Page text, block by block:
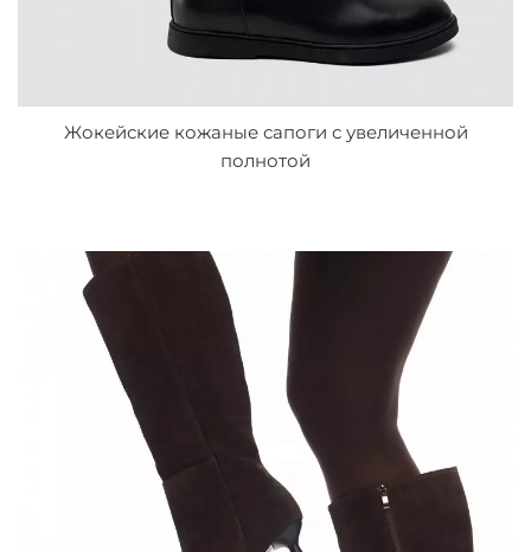
Жокейские кожаные сапоги с увеличенной
полнотой